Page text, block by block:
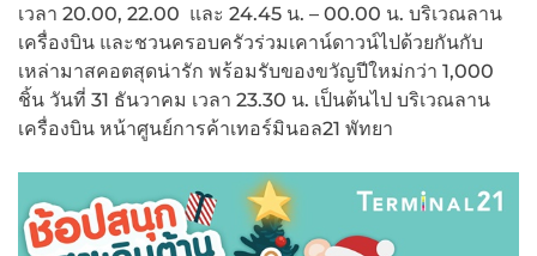
เวลา 20.00, 22.00 และ 24.45 น. – 00.00 น. บริเวณลาน
เครื่องบิน และชวนครอบครัวร่วมเคาน์ดาวน์ไปด้วยกันกับ
เหล่ามาสคอตสุดน่ารัก พร้อมรับของขวัญปีใหม่กว่า 1,000
ชิ้น วันที่ 31 ธันวาคม เวลา 23.30 น. เป็นต้นไป บริเวณลาน
เครื่องบิน หน้าศูนย์การค้าเทอร์มินอล21 พัทยา